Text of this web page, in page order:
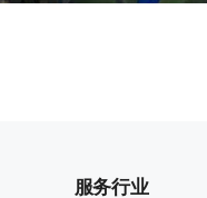
服务行业